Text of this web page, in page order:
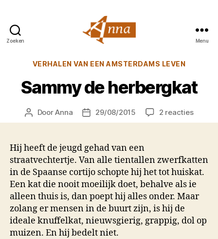
Zoeken
van
Menu
Categorieën
VERHALEN VAN EEN AMSTERDAMS LEVEN
Sammy de herbergkat
Berichtauteur
DoorAnna Berichtdatum
29/08/2015 2 reactiesop
Hij heeft de jeugd gehad van een
straatvechtertje. Van alle tientallen zwerfkatten
in de Spaanse cortijo schopte hij het tot huiskat.
Een kat die nooit moeilijk doet, behalve als ie
alleen thuis is, dan poept hij alles onder. Maar
zolang er mensen in de buurt zijn, is hij de
ideale knuffelkat, nieuwsgierig, grappig, dol op
muizen. En hij bedelt niet.